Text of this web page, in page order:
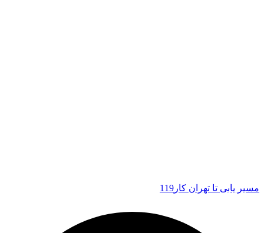
مسیر یابی تا تهران کار119